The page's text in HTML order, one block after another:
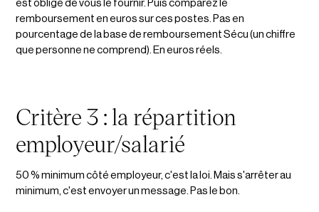
est obligé de vous le fournir. Puis comparez le
remboursement en euros sur ces postes. Pas en
pourcentage de la base de remboursement Sécu (un chiffre
que personne ne comprend). En euros réels.
Critère 3 : la répartition
employeur/salarié
50 % minimum côté employeur, c'est la loi. Mais s'arrêter au
minimum, c'est envoyer un message. Pas le bon.